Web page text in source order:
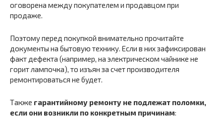
оговорена между покупателем и продавцом при
продаже.
Поэтому перед покупкой внимательно прочитайте
документы на бытовую технику. Если в них зафиксирован
факт дефекта (например, на электрическом чайнике не
горит лампочка), то изъян за счет производителя
ремонтироваться не будет.
Также гарантийному ремонту не подлежат поломки,
если они возникли по конкретным причинам: